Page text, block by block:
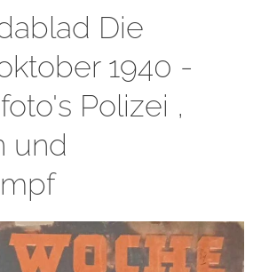
Die
1940 -
Polizei ,
und